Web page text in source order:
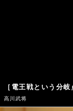
［電王戦という分
高川武将